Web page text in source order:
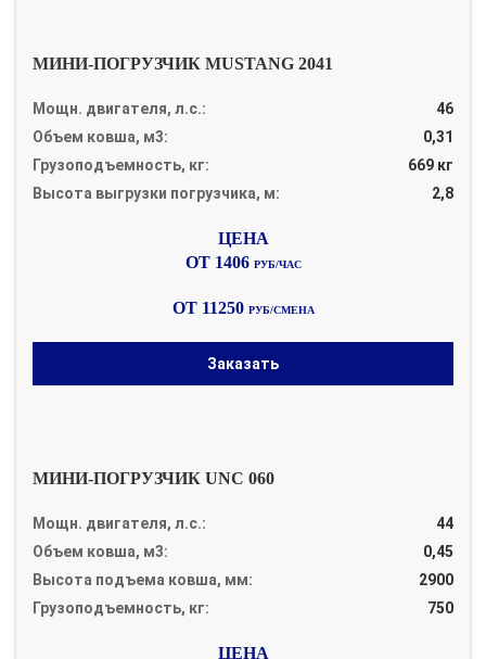
МИНИ-ПОГРУЗЧИК MUSTANG 2041
Мощн. двигателя, л.с.:
46
Объем ковша, м3:
0,31
Грузоподъемность, кг:
669 кг
Высота выгрузки погрузчика, м:
2,8
ОТ 1406 РУБ/ЧАС
ОТ 11250 РУБ/СМЕНА
Заказать
МИНИ-ПОГРУЗЧИК UNC 060
Мощн. двигателя, л.с.:
44
Объем ковша, м3:
0,45
Высота подъема ковша, мм:
2900
Грузоподъемность, кг:
750